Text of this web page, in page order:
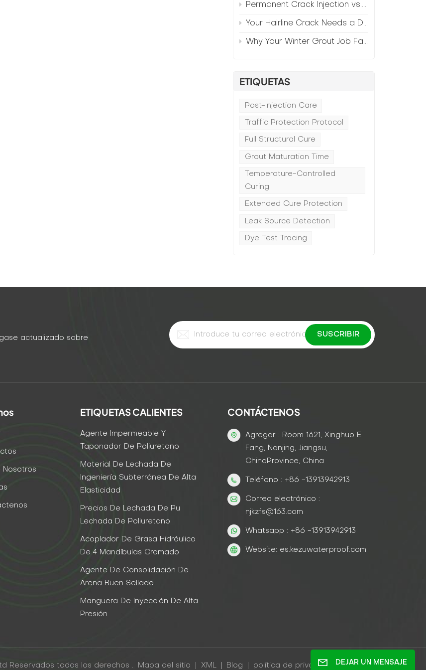
Permanent Crack Injection vs. Annual Patching—The Math
Your Hairline Crack Needs a Different Grout Than Your Wide Gap
Why Your Winter Grout Job Failed (And How to Fix It)
ETIQUETAS
Post-Injection Care
Traffic Protection Protocol
Full Structural Cure
Grout Maturation Time
Temperature-Controlled
Curing
Extended Cure Protection
Leak Source Detection
Dye Test Tracing
actualizado sobre
Nosotros
ETIQUETAS CALIENTES
Agente Impermeable Y
Taponador De Poliuretano
Material De Lechada De
Ingeniería Subterránea De Alta
Elasticidad
Precios De Lechada De Pu
Lechada De Poliuretano
Acoplador De Grasa Hidráulico
De 4 Mandíbulas Cromado
Agente De Consolidación De
Arena Buen Sellado
Manguera De Inyección De Alta
Presión
CONTÁCTENOS
Agregar : Room 1621, Xinghuo E
Fang, Nanjing, Jiangsu,
ChinaProvince, China
Teléfono : +86 -13913942913
Correo electrónico :
njkzfs@163.com
Whatsapp : +86 -13913942913
Website: es.kezuwaterproof.com
Reservados todos los derechos . Mapa del sitio XML Blog política de privacidad DEJAR UN MENSAJE